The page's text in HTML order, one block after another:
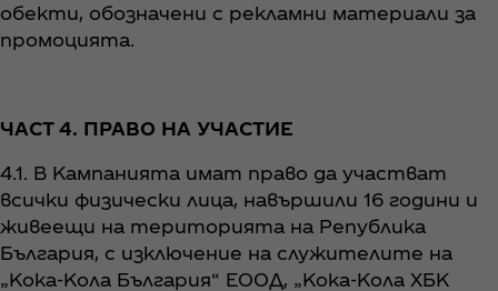
обекти, обозначени с рекламни материали за
промоцията.
ЧАСТ 4. ПРАВО НА УЧАСТИЕ
4.1. В Кампанията имат право да участват
всички физически лица, навършили 16 години и
живеещи на територията на Република
България, с изключение на служителите на
„Кока-Кола България“ ЕООД, „Кока-Кола ХБК